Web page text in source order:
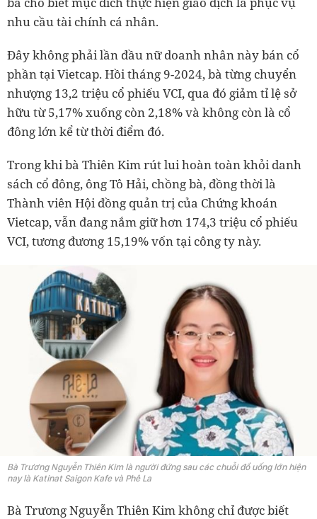
nhu cầu tài chính cá nhân.
Đây không phải lần đầu nữ doanh nhân này bán cổ
phần tại Vietcap. Hồi tháng 9-2024, bà từng chuyển
nhượng 13,2 triệu cổ phiếu VCI, qua đó giảm tỉ lệ sở
hữu từ 5,17% xuống còn 2,18% và không còn là cổ
đông lớn kể từ thời điểm đó.
Trong khi bà Thiên Kim rút lui hoàn toàn khỏi danh
sách cổ đông, ông Tô Hải, chồng bà, đồng thời là
Thành viên Hội đồng quản trị của Chứng khoán
Vietcap, vẫn đang nắm giữ hơn 174,3 triệu cổ phiếu
VCI, tương đương 15,19% vốn tại công ty này.
Bà Trương Nguyễn Thiên Kim là người đứng sau các chuỗi đồ uống lớn hiện
nay là Katinat Saigon Kafe và Phê La
Bà Trương Nguyễn Thiên Kim không chỉ được biết